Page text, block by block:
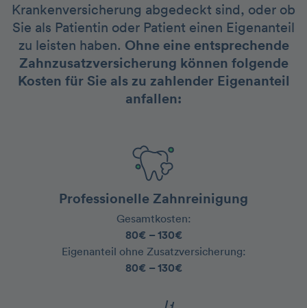
Krankenversicherung abgedeckt sind, oder ob
Sie als Patientin oder Patient einen Eigenanteil
zu leisten haben. Ohne eine entsprechende
Zahnzusatzversicherung können folgende
Kosten für Sie als zu zahlender Eigenanteil
anfallen:
Professionelle Zahnreinigung
Gesamtkosten:
80€ – 130€
‍Eigenanteil ohne Zusatzversicherung:
80€ – 130€